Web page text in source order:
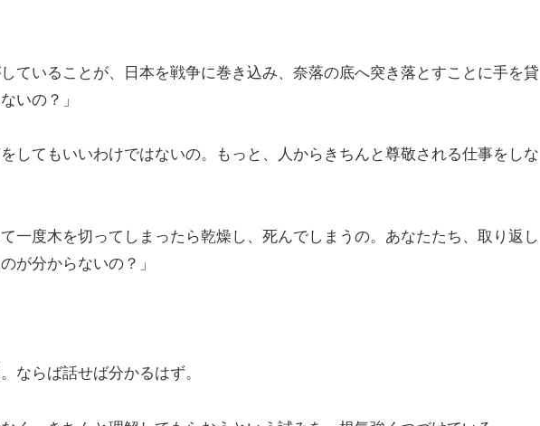
していることが、日本を戦争に巻き込み、奈落の底へ突き落とすことに手を貸
いの？」
してもいいわけではないの。もっと、人からきちんと尊敬される仕事をしな
一度木を切ってしまったら乾燥し、死んでしまうの。あなたたち、取り返し
が分からないの？」
ならば話せば分かるはず。